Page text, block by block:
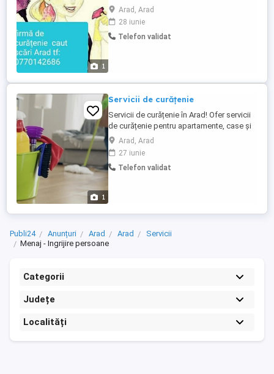
1
Arad, Arad
28 iunie
Telefon validat
1
Servicii de curățenie
Servicii de curățenie în Arad! Ofer servicii
de curățenie pentru apartamente, case și
birouri. Lucrez cu seriozitate, atenție la
detalii și prețuri avantajoase. Curățenie
generală Curățenie de întreținere Curățenie
după renovare Pentru informații și
Arad, Arad
27 iunie
Telefon validat
Publi24 Anunțuri Arad Arad
Servicii
Menaj - Ingrijire persoane
Categorii
Județe
Localități